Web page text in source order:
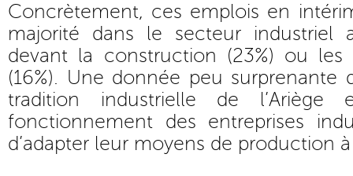
Concrètement, ces emplois en
majorité dans le secteur industriel
devant la construction (23%) ou les
(16%). Une donnée peu
tradition industrielle de
fonctionnement des entreprises
d’adapter leur moyens de production